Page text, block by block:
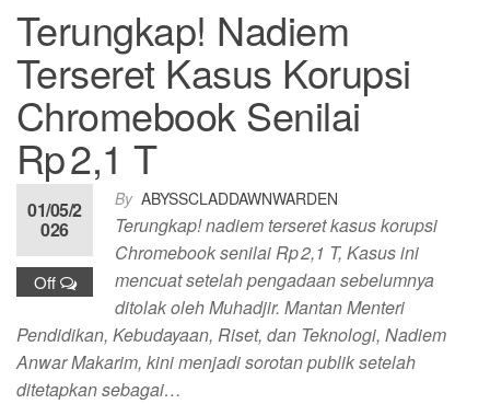
Terungkap! Nadiem
Terseret Kasus Korupsi
Chromebook Senilai
Rp 2,1 T
By ABYSSCLADDAWNWARDEN
01/05/2
026
Off
Terungkap! nadiem terseret kasus korupsi
Chromebook senilai Rp 2,1 T, Kasus ini
mencuat setelah pengadaan sebelumnya
ditolak oleh Muhadjir. Mantan Menteri
Pendidikan, Kebudayaan, Riset, dan Teknologi, Nadiem
Anwar Makarim, kini menjadi sorotan publik setelah
ditetapkan sebagai…